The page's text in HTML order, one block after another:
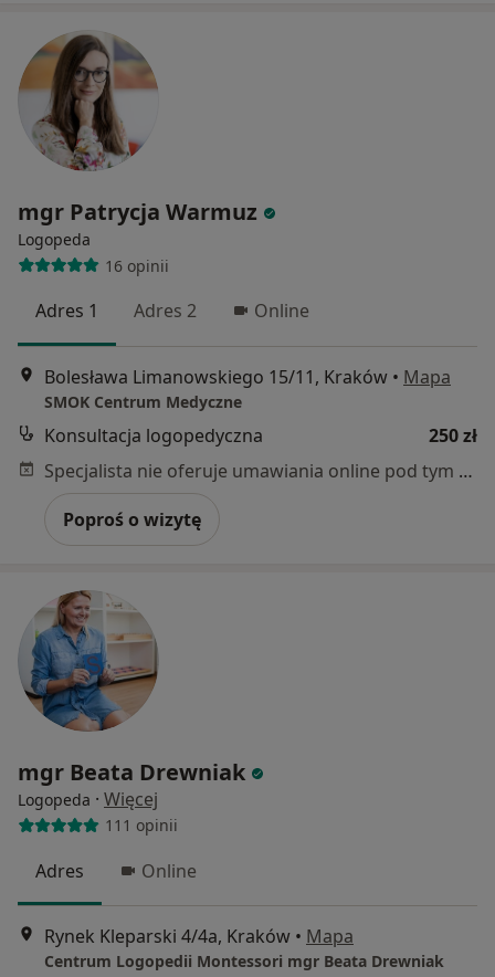
mgr Patrycja Warmuz
Logopeda
16 opinii
Adres 1 Adres 2 Online
Bolesława Limanowskiego 15/11, Kraków • Mapa
SMOK Centrum Medyczne
Konsultacja logopedyczna
250 zł
Specjalista nie oferuje umawiania online pod tym adresem.
Poproś o wizytę
mgr Beata Drewniak
Logopeda · Więcej
111 opinii
Adres Online
Rynek Kleparski 4/4a, Kraków • Mapa
Centrum Logopedii Montessori mgr Beata Drewniak